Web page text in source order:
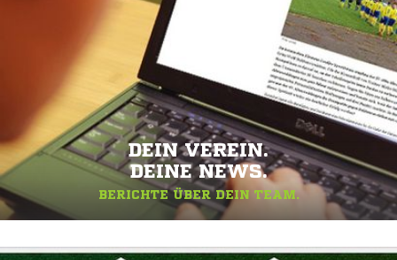
DEIN VEREIN.
DEINE NEWS.
BERICHTE ÜBER DEIN TEAM.